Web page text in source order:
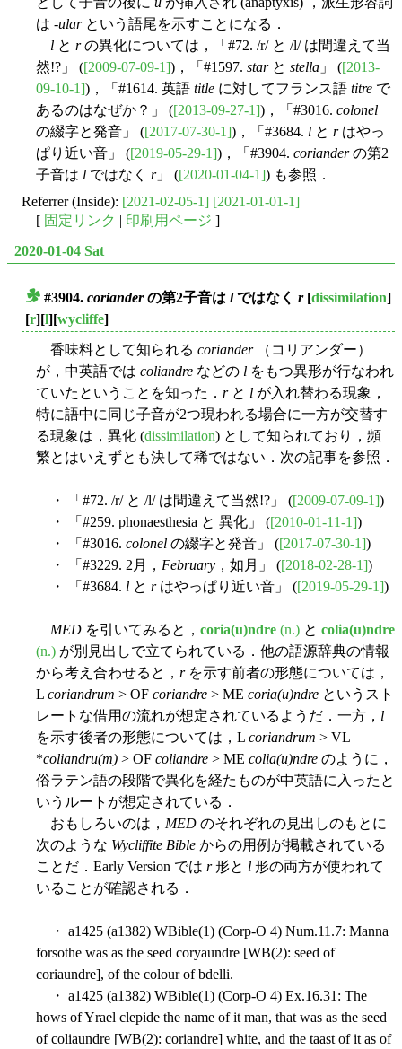
は -ularという語尾を示すことになる．
l と rの異化については，「#72. /r/ と /l/ は間違えて当
然!?」 ([2009-07-09-1])，「#1597. starと stella 」 ([2013-
09-10-1])，「#1614. 英語 title に対してフランス語 titre で
あるのはなぜか？」 ([2013-09-27-1])，「#3016. colonel
の綴字と発音」 ([2017-07-30-1])，「#3684. l と rはやっ
ぱり近い音」 ([2019-05-29-1])，「#3904. corianderの第2
子音は l ではなく r」 ([2020-01-04-1]) も参照．
Referrer (Inside): [2021-02-05-1] [2021-01-01-1]
[ 固定リンク | 印刷用ページ ]
2020-01-04 Sat
#3904. corianderの第2子音は lではなく r[dissimilation]
[r][l][wycliffe]
香味料として知られる coriander（コリアンダー）
が，中英語では coliandre などの l をもつ異形が行なわれ
ていたということを知った． rと l が入れ替わる現象，
特に語中に同じ子音が2つ現われる場合に一方が交替す
る現象は，異化 (dissimilation) として知られており，頻
繁とはいえずとも決して稀ではない．次の記事を参照．
・ 「#72. /r/ と /l/ は間違えて当然!?」 ([2009-07-09-1])
・ 「#259. phonaesthesia と 異化」 ([2010-01-11-1])
・ 「#3016. colonel の綴字と発音」 ([2017-07-30-1])
・ 「#3229. 2月， February ，如月」 ([2018-02-28-1])
・ 「#3684. l と rはやっぱり近い音」 ([2019-05-29-1])
MED を引いてみると， coria(u)ndre (n.) と colia(u)ndre
(n.) が別見出しで立てられている．他の語源辞典の情報
から考え合わせると， rを示す前者の形態については，
L coriandrum > OF coriandre > ME coria(u)ndre というスト
レートな借用の流れが想定されているようだ．一方， l
を示す後者の形態については，L coriandrum > VL
*coliandru(m) > OF coliandre > ME colia(u)ndre のように，
俗ラテン語の段階で異化を経たものが中英語に入ったと
いうルートが想定されている．
おもしろいのは， MED のそれぞれの見出しのもとに
次のような Wycliffite Bible からの用例が掲載されている
ことだ．Early Version では r形と l 形の両方が使われて
いることが確認される．
・ a1425 (a1382) WBible(1) (Corp-O 4) Num.11.7: Manna
forsothe was as the seed coryaundre [WB(2): seed of
coriaundre], of the colour of bdelli.
・ a1425 (a1382) WBible(1) (Corp-O 4) Ex.16.31: The
hows of Yrael clepide the name of it man, that was as the seed
of coliaundre [WB(2): coriandre] white, and the taast of it as of